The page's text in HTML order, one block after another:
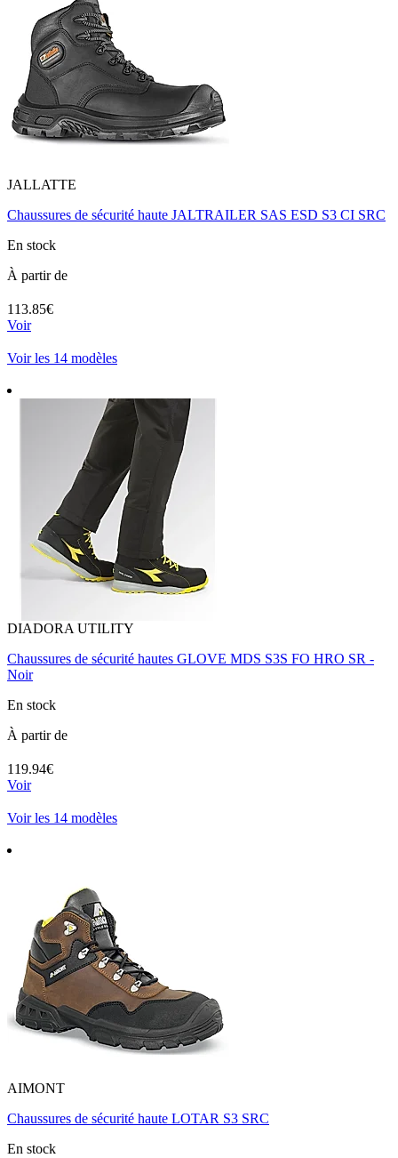
JALLATTE
Chaussures de sécurité haute JALTRAILER SAS ESD S3 CI SRC
En stock
À partir de
113.85€
Voir
Voir les 14 modèles
DIADORA UTILITY
Chaussures de sécurité hautes GLOVE MDS S3S FO HRO SR -
Noir
En stock
À partir de
119.94€
Voir
Voir les 14 modèles
AIMONT
Chaussures de sécurité haute LOTAR S3 SRC
En stock